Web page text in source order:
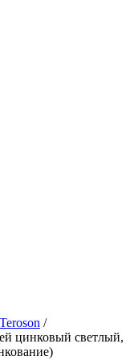
/
цинковый светлый,